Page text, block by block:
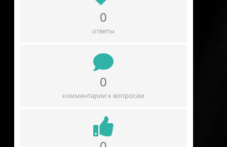
0
ответы
0
комментарии к вопросам